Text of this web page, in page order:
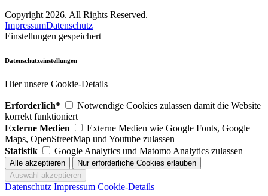
Copyright 2026. All Rights Reserved.
ImpressumDatenschutz
Einstellungen gespeichert
Datenschutzeinstellungen
Hier unsere Cookie-Details
Erforderlich*
Notwendige Cookies zulassen damit die Website
korrekt funktioniert
Externe Medien
Externe Medien wie Google Fonts, Google
Maps, OpenStreetMap und Youtube zulassen
Statistik
Google Analytics und Matomo Analytics zulassen
Datenschutz Impressum Cookie-Details